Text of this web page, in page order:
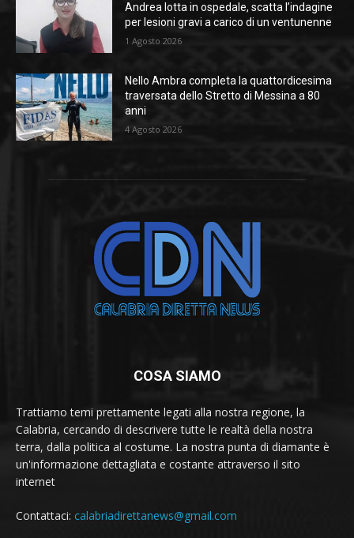
Andrea lotta in ospedale, scatta l’indagine
per lesioni gravi a carico di un ventunenne
1 Agosto 2026
Nello Ambra completa la quattordicesima
traversata dello Stretto di Messina a 80
anni
4 Agosto 2026
COSA SIAMO
Trattiamo temi prettamente legati alla nostra regione, la
Calabria, cercando di descrivere tutte le realtà della nostra
terra, dalla politica al costume. La nostra punta di diamante è
un'informazione dettagliata e costante attraverso il sito
internet
Contattaci: calabriadirettanews@gmail.com